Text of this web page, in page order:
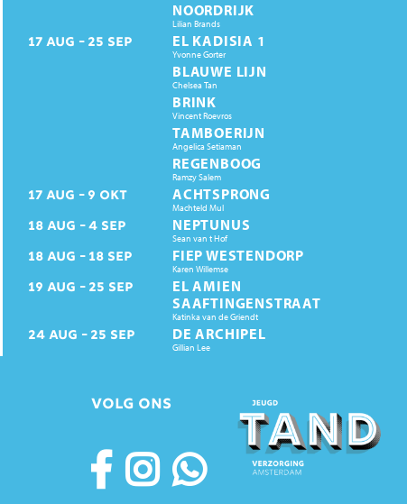
NOORDRIJK
Lilian Brands
17 AUG 25 SEP EL KADISIA 1
Yvonne Gorter
BLAUWE LIJN
Chelsea Tan
BRINK
Vincent Roevros
TAMBOERIJN
Angelica Setiaman
REGENBOOG
Ramzy Salem
17 AUG 9 OKT ACHTSPRONG
Machteld Mul
18 AUG 4 SEP NEPTUNUS
Sean van t Hof
18 AUG 18 SEP FIEP WESTENDORP
Karen Willemse
19 AUG 25 SEP
EL AMIEN
SAAFTINGENSTRAAT
Katinka van de Griendt
24 AUG 25 SEP DE ARCHIPEL
Gillian Lee
VOLG ONS